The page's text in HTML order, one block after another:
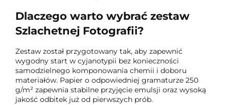
Dlaczego warto wybrać zestaw
Szlachetnej Fotografii?
Zestaw został przygotowany tak, aby zapewnić
wygodny start w cyjanotypii bez konieczności
samodzielnego komponowania chemii i doboru
materiałów. Papier o odpowiedniej gramaturze 250
g/m² zapewnia stabilne przyjęcie emulsji oraz wysoką
jakość odbitek już od pierwszych prób.